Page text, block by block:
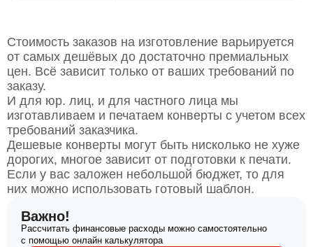
Стоимость заказов на изготовление варьируется
от самых дешёвых до достаточно премиальных
цен. Всё зависит только от ваших требований по
заказу.
И для юр. лиц, и для частного лица мы
изготавливаем и печатаем конверты с учетом всех
требований заказчика.
Дешевые конверты могут быть нисколько не хуже
дорогих, многое зависит от подготовки к печати.
Если у вас заложен небольшой бюджет, то для
них можно использовать готовый шаблон.
Важно!
Рассчитать финансовые расходы можно самостоятельно
с помощью онлайн калькулятора